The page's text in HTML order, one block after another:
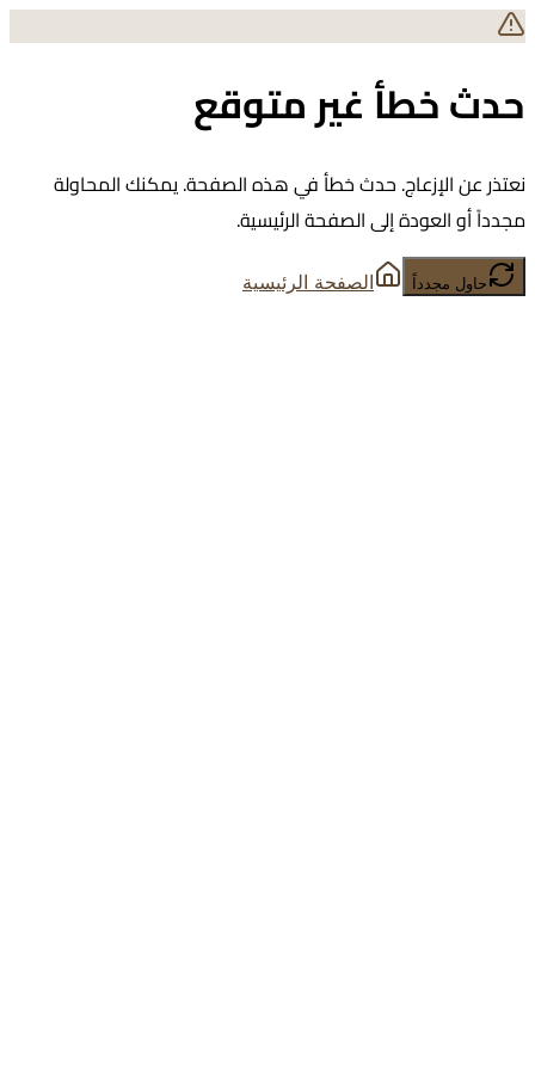
حدث خطأ غير متوقع
نعتذر عن الإزعاج. حدث خطأ في هذه الصفحة. يمكنك المحاولة
مجدداً أو العودة إلى الصفحة الرئيسية.
حاول مجدداً الصفحة الرئيسية